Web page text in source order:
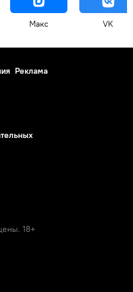
Макс VK
Реклама
18+